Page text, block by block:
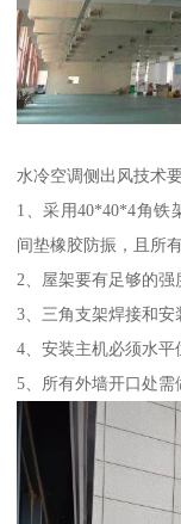
水冷空调侧出风技术
1、采用40*40*4角铁
间垫橡胶防振，且所
2、屋架要有足够的强
3、三角支架焊接和安
4、安装主机必须水平
5、所有外墙开口处需